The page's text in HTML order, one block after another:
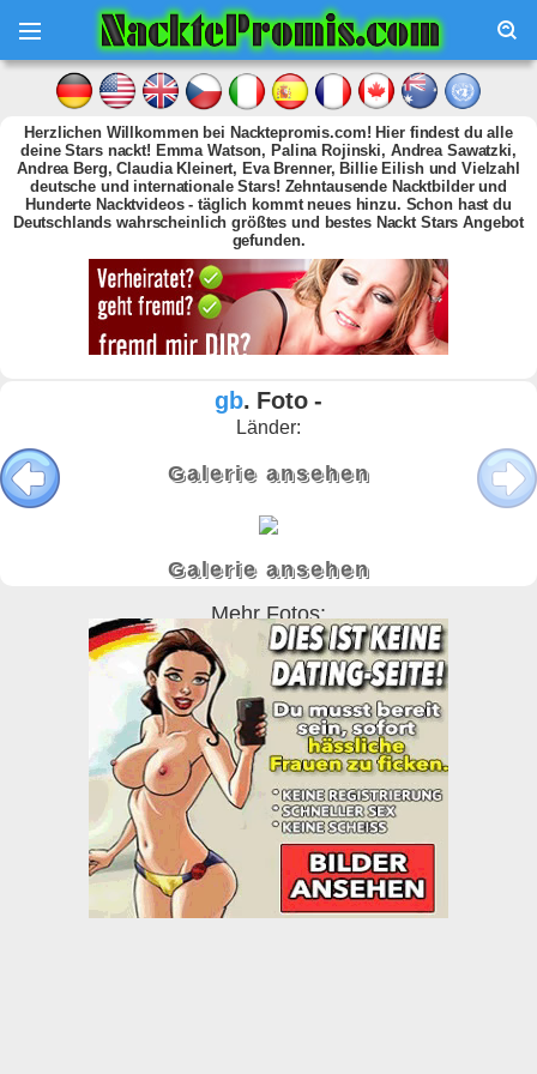
Herzlichen Willkommen bei Nacktepromis.com! Hier findest du alle
deine Stars nackt! Emma Watson, Palina Rojinski, Andrea Sawatzki,
Andrea Berg, Claudia Kleinert, Eva Brenner, Billie Eilish und Vielzahl
deutsche und internationale Stars! Zehntausende Nacktbilder und
Hunderte Nacktvideos - täglich kommt neues hinzu. Schon hast du
Deutschlands wahrscheinlich größtes und bestes Nackt Stars Angebot
gefunden.
gb. Foto -
Länder:
Galerie ansehen
Galerie ansehen
Mehr Fotos: